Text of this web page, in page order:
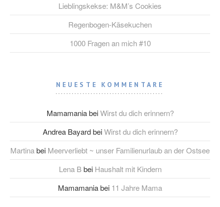
Lieblingskekse: M&M’s Cookies
Regenbogen-Käsekuchen
1000 Fragen an mich #10
NEUESTE KOMMENTARE
MamamaniabeiWirst du dich erinnern?
Andrea BayardbeiWirst du dich erinnern?
Martinabei Meerverliebt ~ unser Familienurlaub an der Ostsee
Lena Bbei Haushalt mit Kindern
Mamamaniabei 11 Jahre Mama